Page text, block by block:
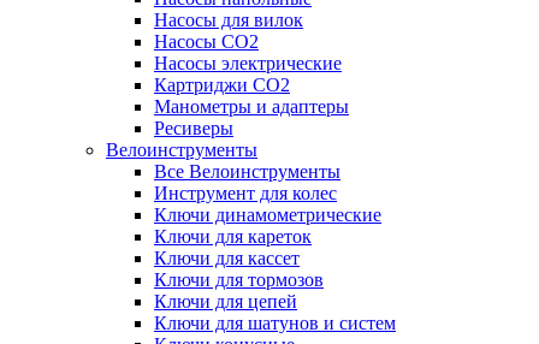
Насосы для вилок
Насосы CO2
Насосы электрические
Картриджи CO2
Манометры и адаптеры
Ресиверы
Велоинструменты
Все Велоинструменты
Инструмент для колес
Ключи динамометрические
Ключи для кареток
Ключи для кассет
Ключи для тормозов
Ключи для цепей
Ключи для шатунов и систем